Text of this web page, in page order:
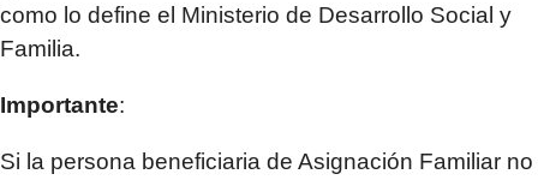
como lo define el Ministerio de Desarrollo Social y
Familia.
Importante:
Si la persona beneficiaria de Asignación Familiar no